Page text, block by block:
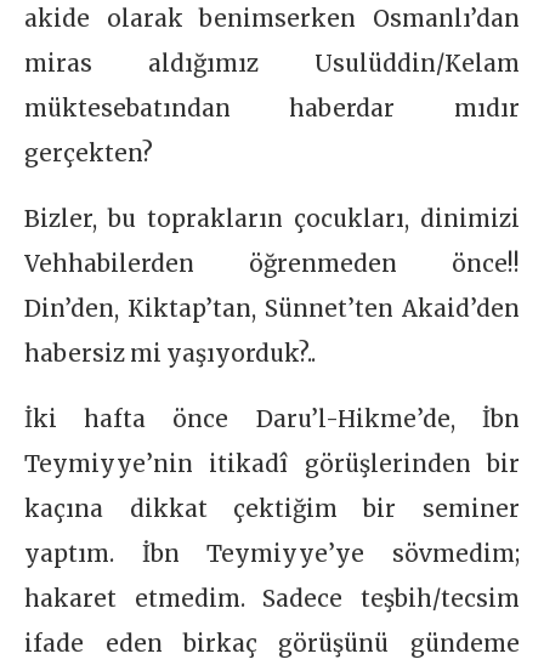
akide olarak benimserken Osmanlı’dan
miras aldığımız Usulüddin/Kelam
müktesebatından haberdar mıdır
gerçekten?
Bizler, bu toprakların çocukları, dinimizi
Vehhabilerden öğrenmeden önce!!
Din’den, Kiktap’tan, Sünnet’ten Akaid’den
habersiz mi yaşıyorduk?..
İki hafta önce Daru’l-Hikme’de, İbn
Teymiyye’nin itikadî görüşlerinden bir
kaçına dikkat çektiğim bir seminer
yaptım. İbn Teymiyye’ye sövmedim;
hakaret etmedim. Sadece teşbih/tecsim
ifade eden birkaç görüşünü gündeme